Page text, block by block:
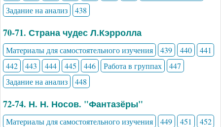
Задание на анализ
438
70-71. Страна чудес Л.Кэрролла
Материалы для самостоятельного изучения 439 440
441
442
443 444 445 446 Работа в группах
447
Задание на анализ
448
72-74. Н. Н. Носов. "Фантазёры"
Материалы для самостоятельного изучения 449 451
452